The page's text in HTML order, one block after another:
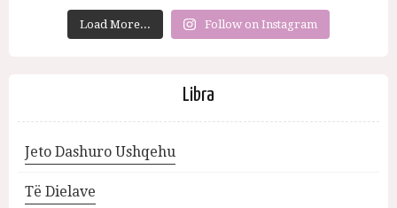
Load More... Follow on Instagram
Libra
Jeto Dashuro Ushqehu
Të Dielave